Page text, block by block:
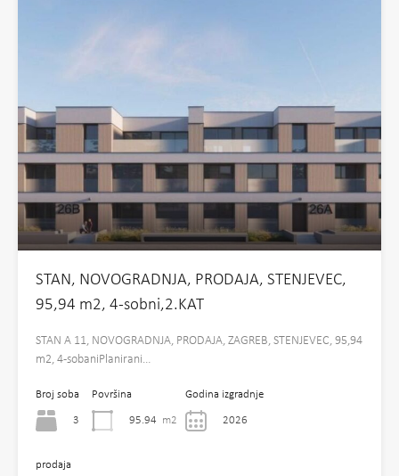
STAN, NOVOGRADNJA, PRODAJA, STENJEVEC,
95,94 m2, 4-sobni,2.KAT
STAN A 11, NOVOGRADNJA, PRODAJA, ZAGREB, STENJEVEC, 95,94
m2, 4-sobaniPlanirani…
Broj soba
3
Površina
95.94 m2
Godina izgradnje
2026
prodaja